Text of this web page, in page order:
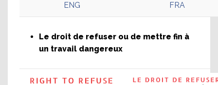
ENG FRA
Le droit de refuser ou de mettre fin à
un travail dangereux